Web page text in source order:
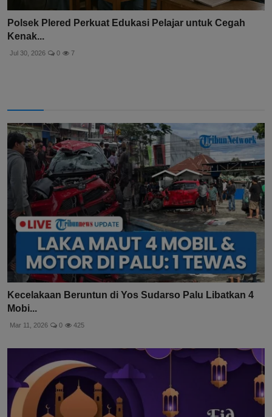
Polsek Plered Perkuat Edukasi Pelajar untuk Cegah
Kenak...
Jul 30, 2026 0 7
Kecelakaan Beruntun di Yos Sudarso Palu Libatkan 4
Mobi...
Mar 11, 2026 0 425